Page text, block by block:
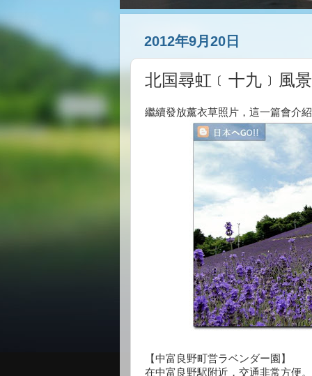
2012年9月20日
北国尋虹﹝十九﹞風
繼續發放薰衣草照片，這一篇會介
【中富良野町営ラベンダー園】
在中富良野駅附近，交通非常方便